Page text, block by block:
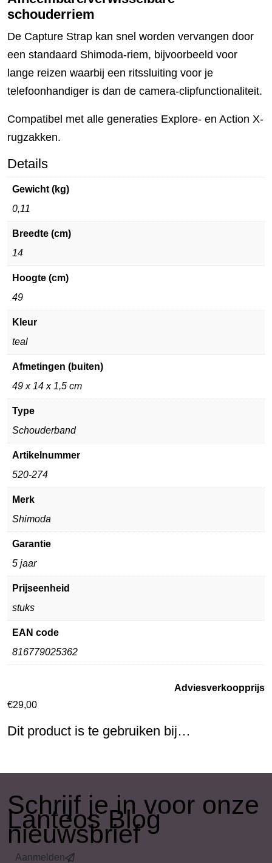
schouderriem
De Capture Strap kan snel worden vervangen door
een standaard Shimoda-riem, bijvoorbeeld voor
lange reizen waarbij een ritssluiting voor je
telefoonhandiger is dan de camera-clipfunctionaliteit.
Compatibel met alle generaties Explore- en Action X-
rugzakken.
Details
Gewicht (kg)
0,11
Breedte (cm)
14
Hoogte (cm)
49
Kleur
teal
Afmetingen (buiten)
49 x 14 x 1,5 cm
Type
Schouderband
Artikelnummer
520-274
Merk
Shimoda
Garantie
5 jaar
Prijseenheid
stuks
EAN code
816779025362
Adviesverkoopprijs
€29,00
Dit product is te gebruiken bij…
​Schrijf je in voor onze
Lanteos Blog
nieuwsbrief
Aanmelden